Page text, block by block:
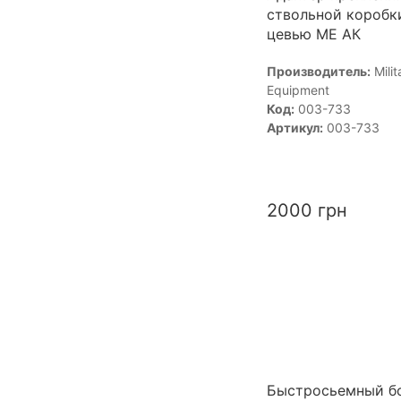
ствольной
цевью МЕ АК
Производитель:
Equipment
Код: 003-733
Артикул: 003-733
2000 грн
Быстросьемный